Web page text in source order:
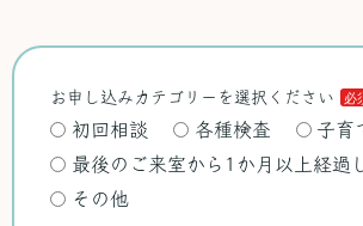
お申し込みカテゴリーを選択ください
初回相談 各種検査
子育
最後のご来室から1か月以上経過
その他